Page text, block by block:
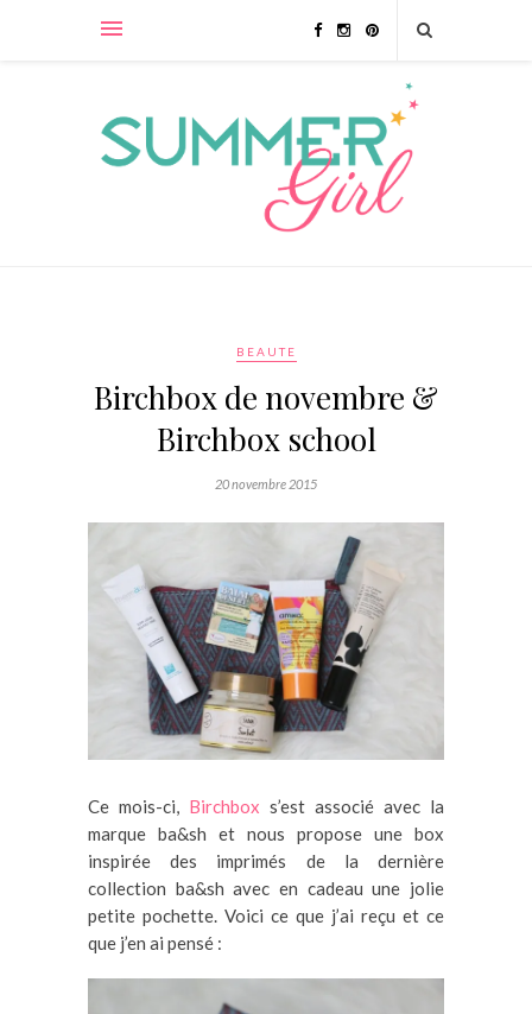
BEAUTE
Birchbox de novembre &
Birchbox school
20 novembre 2015
Ce mois-ci, Birchbox s’est associé avec la
marque ba&sh et nous propose une box
inspirée des imprimés de la dernière
collection ba&sh avec en cadeau une jolie
petite pochette. Voici ce que j’ai reçu et ce
que j’en ai pensé :